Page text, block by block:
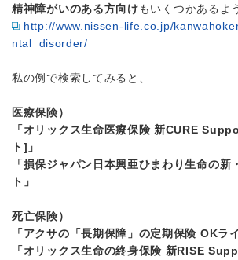
精神障がいのある方向けもいくつかあるよ
http://www.nissen-life.co.jp/
ntal_disorder/
私の例で検索してみると、
医療保険）
「オリックス生命医療保険 新CURE
ト]」
「損保ジャパン日本興亜ひまわり生命の新
ト」
死亡保険）
「アクサの「長期保障」の定期保険 OKライ
「オリックス生命の終身保険 新RISE